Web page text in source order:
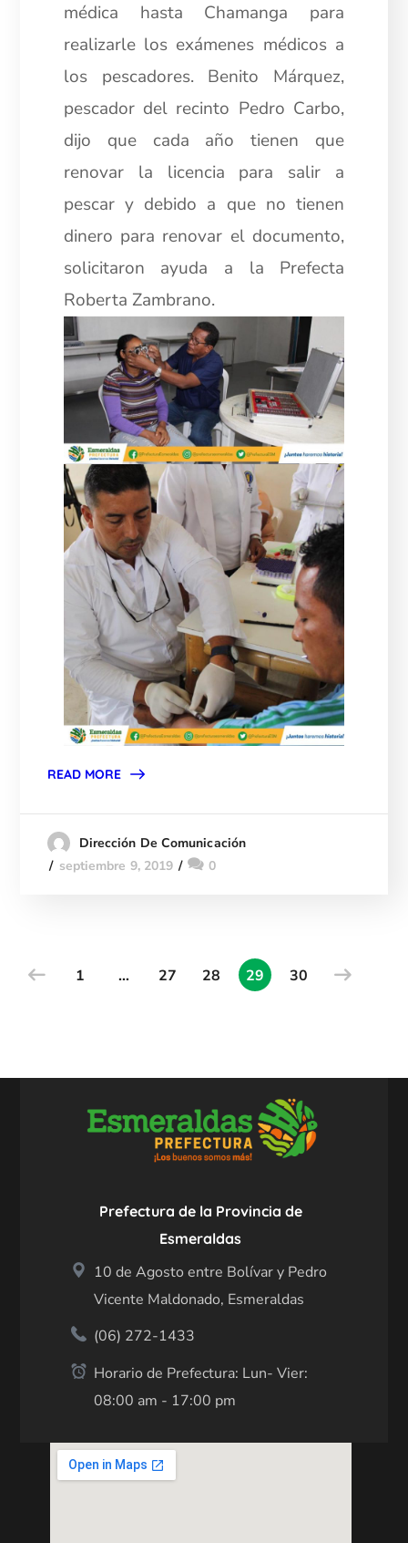
médica hasta Chamanga para
realizarle los exámenes médicos a
los pescadores. Benito Márquez,
pescador del recinto Pedro Carbo,
dijo que cada año tienen que
renovar la licencia para salir a
pescar y debido a que no tienen
dinero para renovar el documento,
solicitaron ayuda a la Prefecta
Roberta Zambrano.
READ MORE
Dirección De Comunicación
septiembre 9, 2019
0
1 … 27 28 29 30
Prefectura de la Provincia de
Esmeraldas
10 de Agosto entre Bolívar y Pedro
Vicente Maldonado, Esmeraldas
(06) 272-1433
Horario de Prefectura: Lun- Vier:
08:00 am - 17:00 pm